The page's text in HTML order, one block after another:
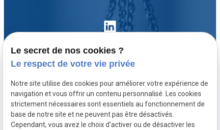
Votre avocat
Domaines de compétence
Actualités
Le secret de nos cookies ?
Le respect de votre vie privée
Notre site utilise des cookies pour améliorer votre expérience de
navigation et vous offrir un contenu personnalisé. Les cookies
strictement nécessaires sont essentiels au fonctionnement de
base de notre site et ne peuvent pas être désactivés.
Cependant, vous avez le choix d'activer ou de désactiver les